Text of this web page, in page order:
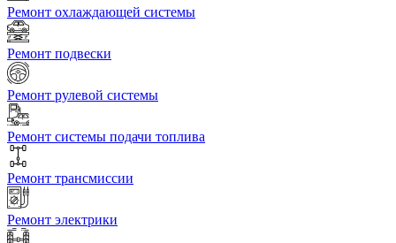
Ремонт охлаждающей системы
Ремонт подвески
Ремонт рулевой системы
Ремонт системы подачи топлива
Ремонт трансмиссии
Ремонт электрики